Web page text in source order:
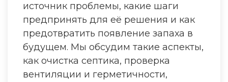
источник проблемы, какие шаги
предпринять для её решения и как
предотвратить появление запаха в
будущем. Мы обсудим такие аспекты,
как очистка септика, проверка
вентиляции и герметичности,